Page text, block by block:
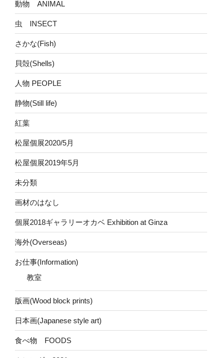
動物 ANIMAL
虫 INSECT
さかな(Fish)
貝殻(Shells)
人物 PEOPLE
静物(Still life)
紅葉
松屋個展2020/5月
松屋個展2019年5月
未分類
画材のはなし
個展2018ギャラリーオカベ Exhibition at Ginza
海外(Overseas)
お仕事(Information)
教室
版画(Wood block prints)
日本画(Japanese style art)
食べ物 FOODS